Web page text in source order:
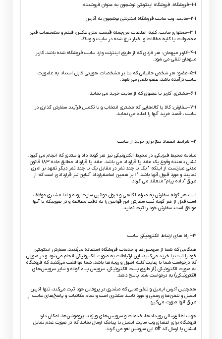
۱-۱–فروشگاه: فروشگاه اینترنتی نوشجون به عنوان فروشنده
۲-۱–سایت: وب سایت فروشگاه اینترنتی نوشجون به آدرس
۳-۱–محتوای سایت: کلیه اطلاعات من‌جمله قیمت، متن، عکس، فیلم و مشخصات فنی
محصولات یا کلیه مقالات و اخبار درج شده در سایت و وبلاگ
۴-۱–کاربر میهمان: هر فردی که از طریق اینترنت وارد سایت فروشگاه شده باشد، کاربر
میهمان تلقی می شود.
۵-۱–عضو: هر شخص حقیقی که بنا بر مشخصات هویتی قابل استناد به عضویت
سایت درآمده باشد، عضو تلقی می شود.
۶-۱–مشتری: کاربر یا عضوی که از سایت خرید می نماید.
۷-۱–سفارش: کالا یا کالاهایی که مشتری انتخاب و با تکمیل فرآیند سفارش گذاری در
سایت ، قصد خرید آنها را اعلام می نماید.
۲– شرایط انعقاد بیع برای خرید از سایت
مشابه محیط فیزیکی، در محیط الکترونیکی نیز هر گونه داد و ستدی که انجام می گیرد،
نشان دهنده وقوع یک عقد یا قرارداد می باشد. عقد یا قرارداد مطابق ماده ۱۸۳ قانون
مدنی عبارتست از اینکه ” یک یا چند نفر در مقابل یک یا چند نفر دیگر تعهد بر امری
نمایند و مورد قبول آنها باشد ” ؛ بر همین اساسقرارداد آنلاین نیز قراردادی است که از
طریق “داده پیام” منعقد می گردد.
ثبت هر گونه سفارش به منزله آگاهی و قبول قوانین سایت بوده و لذا مشتری موظف
است قبل از هر گونه ثبت سفارش این قوانین را به دقت مطالعه و در صورتیکه با آنها
موافق است، سفارش خود را ثبت نماید.
۳– راه های ارتباط الکترونیکی سایت
هنگامی که شما از سرویس‌‏ها و خدمات فروشگاه استفاده می‏‌کنید، سفارش اینترنتی
خود را ثبت یا خرید می‏‌کنید، این ارتباطات به صورت الکترونیکی انجام می‏‌شود و در صورتی
که درخواست شما با رعایت کلیه اصول و رویه‏‌ها باشد، شما موافقت می‌‏کنید که فروشگاه
به صورت الکترونیکی (از طریق پست الکترونیکی، سرویس پیام کوتاه و سایر سرویس‌های
الکترونیکی) به درخواست شما پاسخ دهد.
همچنین آدرس ایمیل و تلفن‌هایی که مشتری در پروفایل خود ثبت می‌کند، تنها آدرس
ایمیل و تلفن‌های رسمی و مورد تایید مشتری است و تمام مکاتبات و پاسخ‌های سایت از
طریق آنها صورت می‌گیرد.
جهت اطلاع‌رسانی رویدادها، خدمات و سرویس‌های ویژه یا پروموشن‌ها، امکان دارد
فروشگاه برای اعضای وب سایت ایمیل یا پیامک ارسال نماید که در صورت عدم تمایل
ایشان با ارسال کد off این سرویس لغو می گردد.